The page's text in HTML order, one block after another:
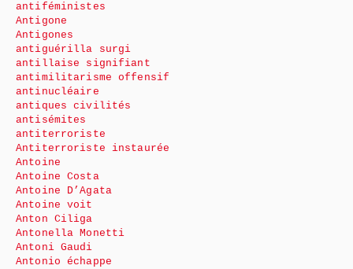
antiféministes
Antigone
Antigones
antiguérilla surgi
antillaise signifiant
antimilitarisme offensif
antinucléaire
antiques civilités
antisémites
antiterroriste
Antiterroriste instaurée
Antoine
Antoine Costa
Antoine D’Agata
Antoine voit
Anton Ciliga
Antonella Monetti
Antoni Gaudi
Antonio échappe